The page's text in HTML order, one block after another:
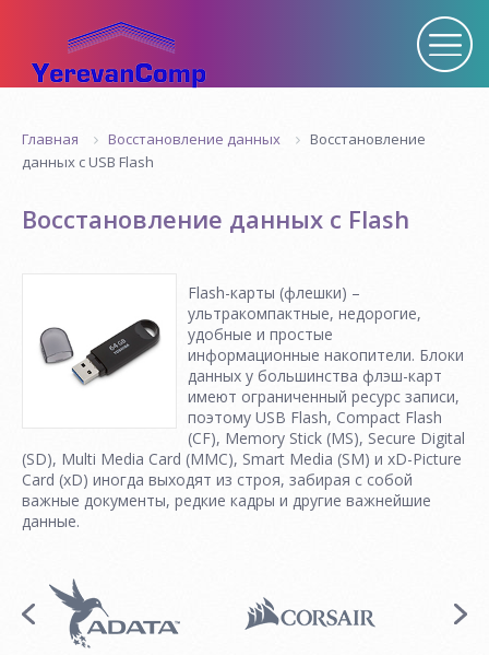
Главная Восстановление данных
Восстановление
данных с USB Flash
Восстановление данных с Flash
Flash-карты (флешки) –
ультракомпактные, недорогие,
удобные и простые
информационные накопители. Блоки
данных у большинства флэш-карт
имеют ограниченный ресурс записи,
поэтому USB Flash, Compact Flash
(CF), Memory Stick (MS), Secure Digital
(SD), Multi Media Card (MMC), Smart Media (SM) и xD-Picture
Card (xD) иногда выходят из строя, забирая с собой
важные документы, редкие кадры и другие важнейшие
данные.